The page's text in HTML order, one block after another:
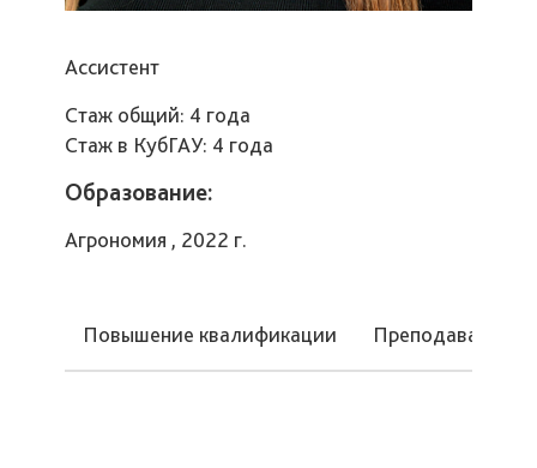
Ассистент
Стаж общий: 4 года
Стаж в КубГАУ: 4 года
Образование:
Агрономия , 2022 г.
Повышение квалификации Преподаваемые